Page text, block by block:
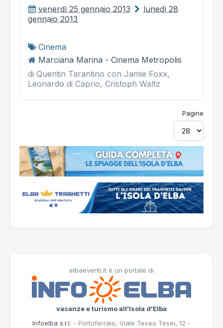
venerdì 25 gennaio 2013
lunedì 28
gennaio 2013
Cinema
Marciana Marina - Cinema Metropolis
di Quentin Tarantino con Jamie Foxx,
Leonardo di Caprio, Cristoph Waltz
Pagine
elbaeventi.it è un portale di
vacanze e turismo all'Isola d'Elba
Infoelba s.r.l. - Portoferraio, Viale Teseo Tesei, 12 -